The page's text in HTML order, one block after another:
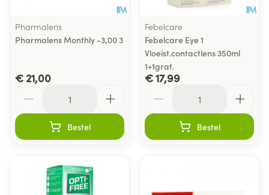
Pharmalens
Pharmalens Monthly -3,00 3
€ 21,00
Bestel
Febelcare
Febelcare Eye 1
Vloeist.contactlens 350ml
1+1grat.
€ 17,99
Bestel